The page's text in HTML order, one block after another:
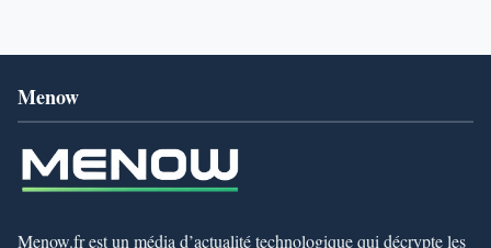
Menow
Menow.fr est un média d’actualité technologique qui décrypte les